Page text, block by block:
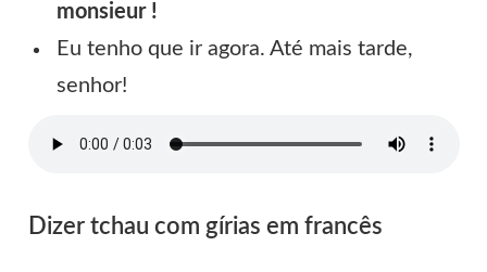
monsieur !
Eu tenho que ir agora. Até mais tarde,
senhor!
Dizer tchau com gírias em francês